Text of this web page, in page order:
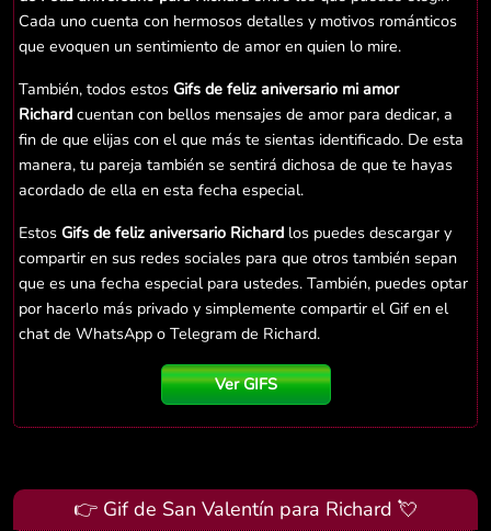
Cada uno cuenta con hermosos detalles y motivos románticos
que evoquen un sentimiento de amor en quien lo mire.
También, todos estos Gifs de feliz aniversario mi amor
Richard cuentan con bellos mensajes de amor para dedicar, a
fin de que elijas con el que más te sientas identificado. De esta
manera, tu pareja también se sentirá dichosa de que te hayas
acordado de ella en esta fecha especial.
Estos Gifs de feliz aniversario Richard los puedes descargar y
compartir en sus redes sociales para que otros también sepan
que es una fecha especial para ustedes. También, puedes optar
por hacerlo más privado y simplemente compartir el Gif en el
chat de WhatsApp o Telegram de Richard.
Ver GIFS
👉 Gif de San Valentín para Richard 💘